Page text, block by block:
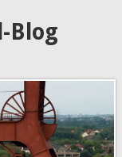
Blog